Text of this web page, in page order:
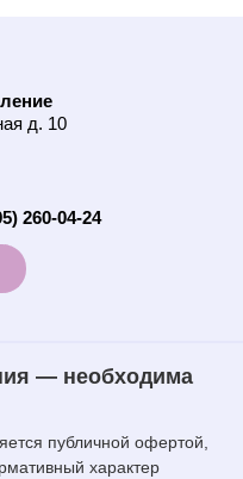
д. 10
260-04-24
— необходима
публичной офертой,
характер